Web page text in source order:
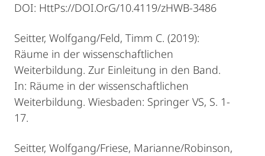
DOI: HttPs://DOI.OrG/10.4119/zHWB-3486
Seitter, Wolfgang/Feld, Timm C. (2019):
Räume in der wissenschaftlichen
Weiterbildung. Zur Einleitung in den Band.
In: Räume in der wissenschaftlichen
Weiterbildung. Wiesbaden: Springer VS, S. 1-
17.
Seitter, Wolfgang/Friese, Marianne/Robinson,